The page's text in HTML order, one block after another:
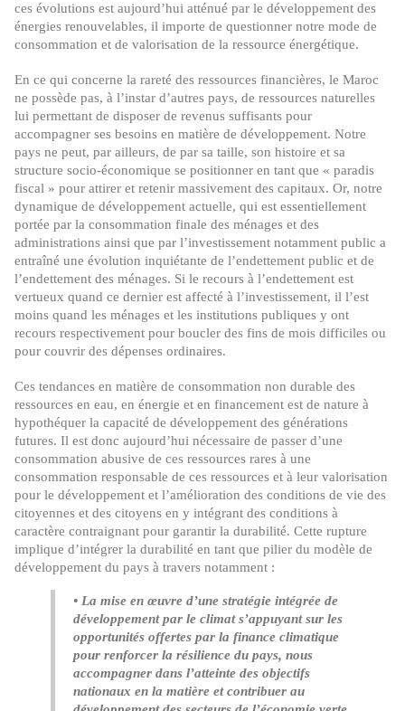
ces évolutions est aujourd’hui atténué par le développement des
énergies renouvelables, il importe de questionner notre mode de
consommation et de valorisation de la ressource énergétique.
En ce qui concerne la rareté des ressources financières, le Maroc
ne possède pas, à l’instar d’autres pays, de ressources naturelles
lui permettant de disposer de revenus suffisants pour
accompagner ses besoins en matière de développement. Notre
pays ne peut, par ailleurs, de par sa taille, son histoire et sa
structure socio-économique se positionner en tant que « paradis
fiscal » pour attirer et retenir massivement des capitaux. Or, notre
dynamique de développement actuelle, qui est essentiellement
portée par la consommation finale des ménages et des
administrations ainsi que par l’investissement notamment public a
entraîné une évolution inquiétante de l’endettement public et de
l’endettement des ménages. Si le recours à l’endettement est
vertueux quand ce dernier est affecté à l’investissement, il l’est
moins quand les ménages et les institutions publiques y ont
recours respectivement pour boucler des fins de mois difficiles ou
pour couvrir des dépenses ordinaires.
Ces tendances en matière de consommation non durable des
ressources en eau, en énergie et en financement est de nature à
hypothéquer la capacité de développement des générations
futures. Il est donc aujourd’hui nécessaire de passer d’une
consommation abusive de ces ressources rares à une
consommation responsable de ces ressources et à leur valorisation
pour le développement et l’amélioration des conditions de vie des
citoyennes et des citoyens en y intégrant des conditions à
caractère contraignant pour garantir la durabilité. Cette rupture
implique d’intégrer la durabilité en tant que pilier du modèle de
développement du pays à travers notamment :
• La mise en œuvre d’une stratégie intégrée de
développement par le climat s’appuyant sur les
opportunités offertes par la finance climatique
pour renforcer la résilience du pays, nous
accompagner dans l’atteinte des objectifs
nationaux en la matière et contribuer au